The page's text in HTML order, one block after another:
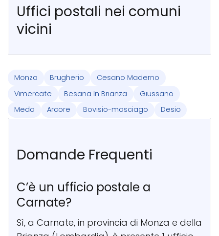
Uffici postali nei comuni
vicini
Monza Brugherio
Cesano Maderno
Vimercate
Besana In Brianza
Giussano
Meda
Arcore Bovisio-masciago Desio
Domande Frequenti
C’è un ufficio postale a
Carnate?
Sì, a Carnate, in provincia di Monza e della